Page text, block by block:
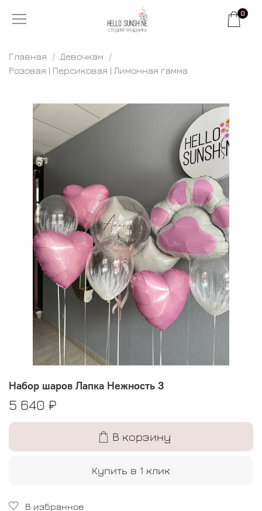
0
Главная
Девочкам
Розовая | Персиковая | Лимонная гамма
Набор шаров Лапка Нежность 3
5 640 ₽
В корзину
Купить в 1 клик
В избранное